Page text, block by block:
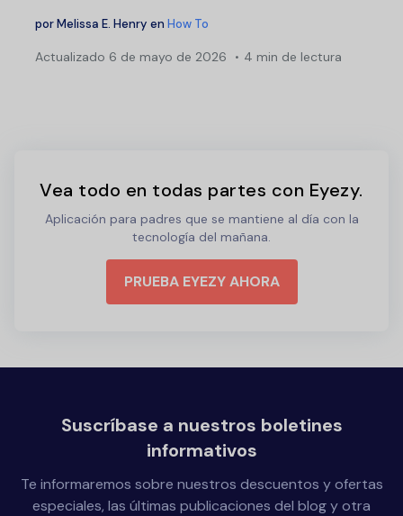
porMelissa E. Henry en How To
Actualizado 6 de mayo de 2026 4 min de lectura
Vea todo en todas partes con Eyezy.
Aplicación para padres que se mantiene al día con la
tecnología del mañana.
PRUEBA EYEZY AHORA
Suscríbase a nuestros boletines
informativos
Te informaremos sobre nuestros descuentos y ofertas
especiales, las últimas publicaciones del blog y otra